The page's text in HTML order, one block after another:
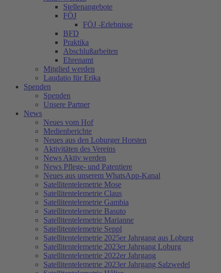
Stellenangebote
FÖJ
FÖJ -Erlebnisse
BFD
Praktika
Abschlußarbeiten
Ehrenamt
Mitglied werden
Laudatio für Erika
Spenden
Spenden
Unsere Partner
News
Neues vom Hof
Medienberichte
Neues aus den Loburger Horsten
Aktivitäten des Vereins
News Aktiv werden
News Pflege- und Patentiere
Neues aus unserem WhatsApp-Kanal
Satellitentelemetrie Mose
Satellitentelemetrie Claus
Satellitentelemetrie Gambia
Satellitentelemetrie Basuto
Satellitentelemetrie Marianne
Satellitentelemetrie Seppl
Satellitentelemetrie 2025er Jahrgang aus Loburg
Satellitentelemetrie 2023er Jahrgang Loburg
Satellitentelemetrie 2022er Jahrgang
Satellitentelemetrie 2023er Jahrgang Salzwedel